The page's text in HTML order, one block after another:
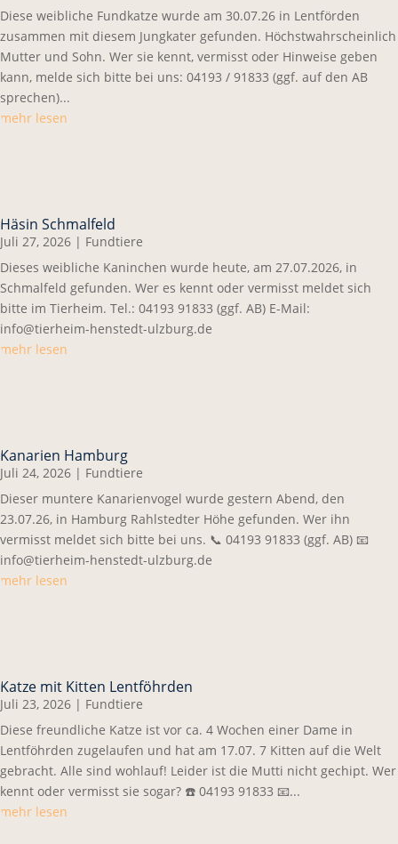
Diese weibliche Fundkatze wurde am 30.07.26 in Lentförden
zusammen mit diesem Jungkater gefunden. Höchstwahrscheinlich
Mutter und Sohn. Wer sie kennt, vermisst oder Hinweise geben
kann, melde sich bitte bei uns: 04193 / 91833 (ggf. auf den AB
sprechen)...
mehr lesen
Häsin Schmalfeld
Juli 27, 2026 | Fundtiere
Dieses weibliche Kaninchen wurde heute, am 27.07.2026, in
Schmalfeld gefunden. Wer es kennt oder vermisst meldet sich
bitte im Tierheim. Tel.: 04193 91833 (ggf. AB) E-Mail:
info@tierheim-henstedt-ulzburg.de
mehr lesen
Kanarien Hamburg
Juli 24, 2026 | Fundtiere
Dieser muntere Kanarienvogel wurde gestern Abend, den
23.07.26, in Hamburg Rahlstedter Höhe gefunden. Wer ihn
vermisst meldet sich bitte bei uns. 📞 04193 91833 (ggf. AB) 📧
info@tierheim-henstedt-ulzburg.de
mehr lesen
Katze mit Kitten Lentföhrden
Juli 23, 2026 | Fundtiere
Diese freundliche Katze ist vor ca. 4 Wochen einer Dame in
Lentföhrden zugelaufen und hat am 17.07. 7 Kitten auf die Welt
gebracht. Alle sind wohlauf! Leider ist die Mutti nicht gechipt. Wer
kennt oder vermisst sie sogar? ☎️ 04193 91833 📧...
mehr lesen